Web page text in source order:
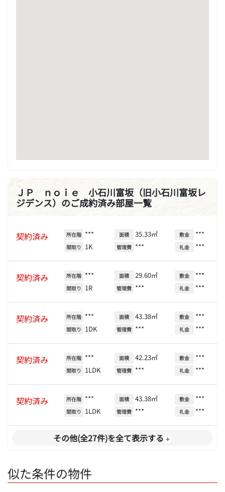
ＪＰ ｎｏｉｅ 小石川富坂（旧小石川富坂レ
ジデンス）のご成約済み部屋一覧
契約済み 所在階 ***
間取り 1K
面積 35.33㎡
管理費 ***
敷金 ***
礼金 ***
契約済み 所在階 ***
間取り 1R
面積 29.60㎡
管理費 ***
敷金 ***
礼金 ***
契約済み 所在階 ***
間取り 1DK
面積 43.38㎡
管理費 ***
敷金 ***
礼金 ***
契約済み 所在階 ***
間取り 1LDK
面積 42.23㎡
管理費 ***
敷金 ***
礼金 ***
契約済み 所在階 ***
間取り 1LDK
面積 43.38㎡
管理費 ***
敷金 ***
礼金 ***
その他(全27件)を全て表示する
似た条件の物件